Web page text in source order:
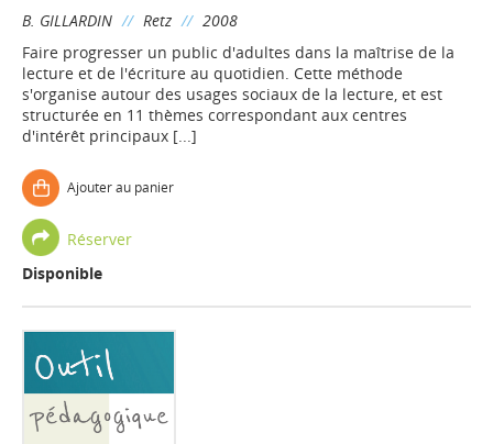
B. GILLARDIN // Retz // 2008
Faire progresser un public d'adultes dans la maîtrise de la
lecture et de l'écriture au quotidien. Cette méthode
s'organise autour des usages sociaux de la lecture, et est
structurée en 11 thèmes correspondant aux centres
d'intérêt principaux [...]
Ajouter au panier
Réserver
Disponible